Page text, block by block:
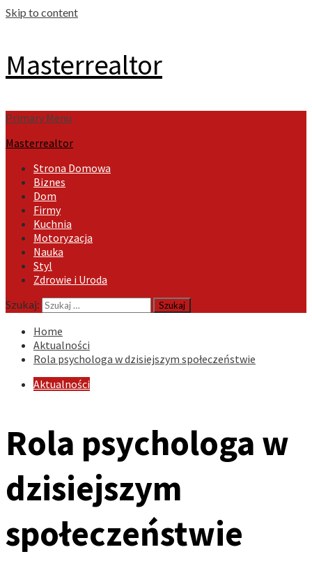
Skip to content
Masterrealtor
Primary Menu
Masterrealtor
Strona Domowa
Biznes
Dom
Firmy
Kuchnia
Motoryzacja
Nauka
Styl
Zdrowie i Uroda
Szukaj:
Home
Aktualności
Rola psychologa w dzisiejszym społeczeństwie
Aktualności
Rola psychologa w
dzisiejszym
społeczeństwie